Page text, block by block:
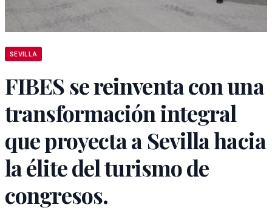
SEVILLA
FIBES se reinventa con una
transformación integral
que proyecta a Sevilla hacia
la élite del turismo de
congresos.